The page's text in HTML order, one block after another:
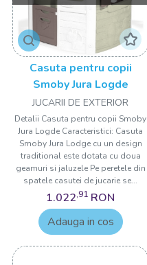
Casuta pentru copii
Smoby Jura Logde
JUCARII DE EXTERIOR
Detalii Casuta pentru copii Smoby
Jura Logde Caracteristici: Casuta
Smoby Jura Lodge cu un design
traditional este dotata cu doua
geamuri si jaluzele Pe peretele din
spatele casutei de jucarie se...
1.022,91 RON
Adauga in cos